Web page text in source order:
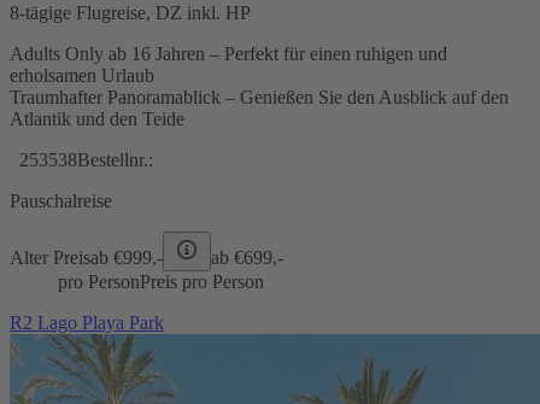
8-tägige Flugreise, DZ inkl. HP
Adults Only ab 16 Jahren – Perfekt für einen ruhigen und
erholsamen Urlaub
Traumhafter Panoramablick – Genießen Sie den Ausblick auf den
Atlantik und den Teide
253538Bestellnr.:
Pauschalreise
Alter Preisab €999,- ab €699,-
pro PersonPreis pro Person
R2 Lago Playa Park